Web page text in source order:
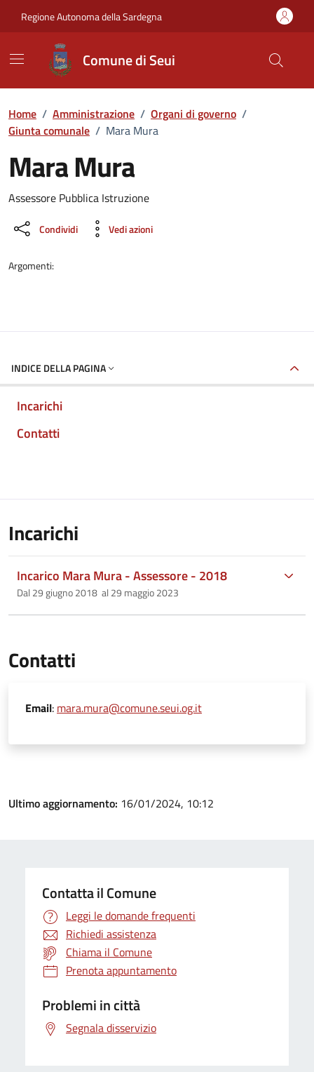
Regione Autonoma della Sardegna
Comune di Seui
Home / Amministrazione / Organi di governo /
Giunta comunale / Mara Mura
Mara Mura
Dettaglio della persona
Assessore Pubblica Istruzione
Condividi Vedi azioni
Argomenti:
INDICE DELLA PAGINA
Incarichi
Contatti
Incarichi
Incarico Mara Mura - Assessore - 2018
Dal 29 giugno 2018 al 29 maggio 2023
Contatti
Email: mara.mura@comune.seui.og.it
Ultimo aggiornamento: 16/01/2024, 10:12
Contatta il Comune
Leggi le domande frequenti
Richiedi assistenza
Chiama il Comune
Prenota appuntamento
Problemi in città
Segnala disservizio